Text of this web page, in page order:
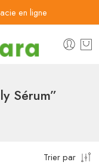
en ligne
Sérum”
Trier par